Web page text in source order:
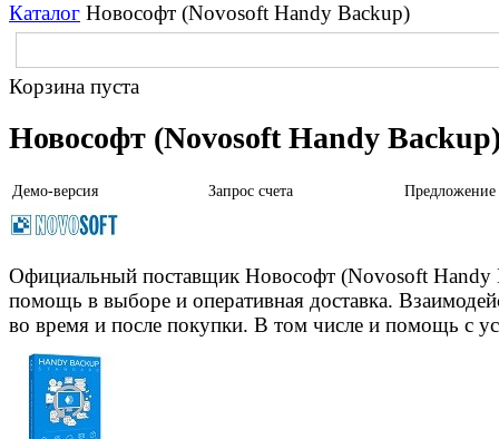
Каталог Новософт (Novosoft Handy Backup)
Корзина пуста
Новософт (Novosoft Handy
Демо-версия Запрос счета Предложение
Официальный поставщик Новософт (Novosoft Handy
помощь в выборе и оперативная доставка.
во время и после покупки. В том числе и помощь с